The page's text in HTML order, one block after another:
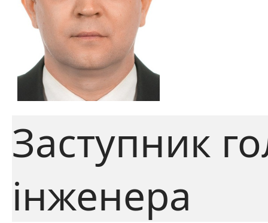
Заступник
інженера